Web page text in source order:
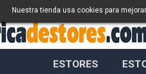
Nuestra tienda usa cookies para
ESTORES